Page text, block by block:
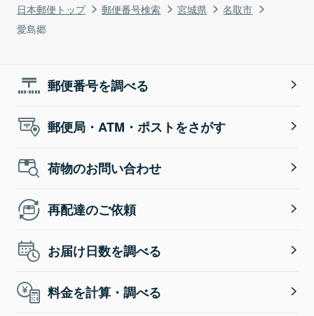
日本郵便トップ 郵便番号検索 宮城県
名取市
愛島郷
郵便番号を調べる
郵便局・ATM・ポストをさがす
荷物のお問い合わせ
再配達のご依頼
お届け日数を調べる
料金を計算・調べる